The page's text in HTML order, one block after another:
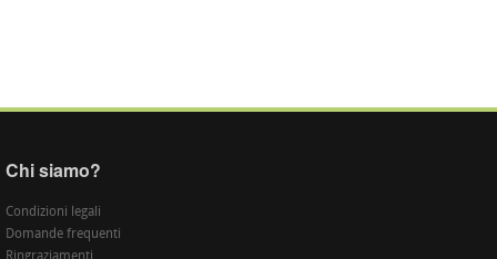
Chi siamo?
Condizioni legali
Domande frequenti